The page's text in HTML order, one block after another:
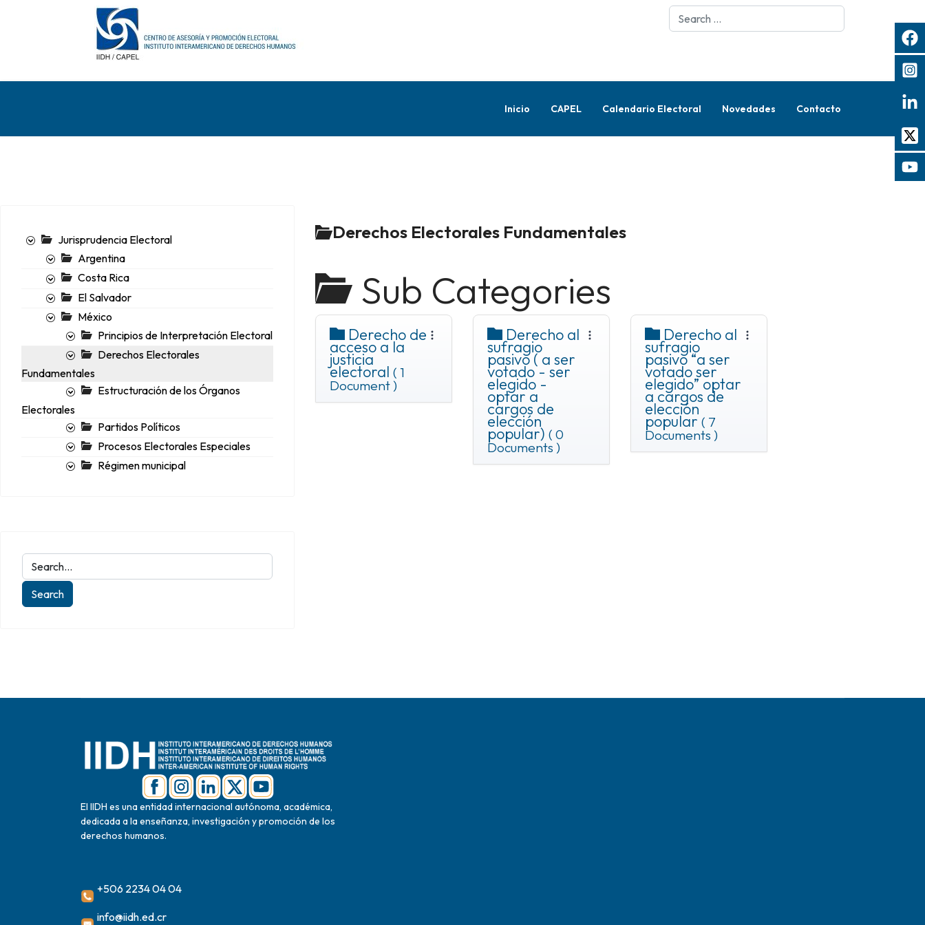
Search
Inicio CAPEL Calendario Electoral Novedades Contacto
Jurisprudencia Electoral
Argentina
Costa Rica
El Salvador
México
Principios de Interpretación Electoral
Derechos Electorales
Fundamentales
Estructuración de los Órganos
Electorales
Partidos Políticos
Procesos Electorales Especiales
Régimen municipal
Derechos Electorales Fundamentales
Sub Categories
Derecho de
acceso a la
justicia
electoral ( 1
Document )
Derecho al
sufragio
pasivo ( a ser
votado - ser
elegido -
optar a
cargos de
elección
popular) ( 0
Documents )
Derecho al
sufragio
pasivo “a ser
votado ser
elegido” optar
a cargos de
elección
popular ( 7
Documents )
El IIDH es una entidad internacional autónoma, académica,
dedicada a la enseñanza, investigación y promoción de los
derechos humanos.
+506 2234 04 04
info@iidh.ed.cr